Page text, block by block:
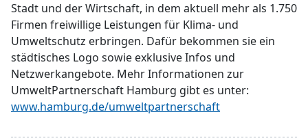
Stadt und der Wirtschaft, in dem aktuell mehr als 1.750
Firmen freiwillige Leistungen für Klima- und
Umweltschutz erbringen. Dafür bekommen sie ein
städtisches Logo sowie exklusive Infos und
Netzwerkangebote. Mehr Informationen zur
UmweltPartnerschaft Hamburg gibt es unter:
www.hamburg.de/umweltpartnerschaft